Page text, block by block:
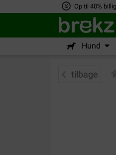
Op til 40%
Hund
tilbage